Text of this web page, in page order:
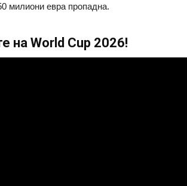
милиони евра пропадна.
на World Cup 2026!